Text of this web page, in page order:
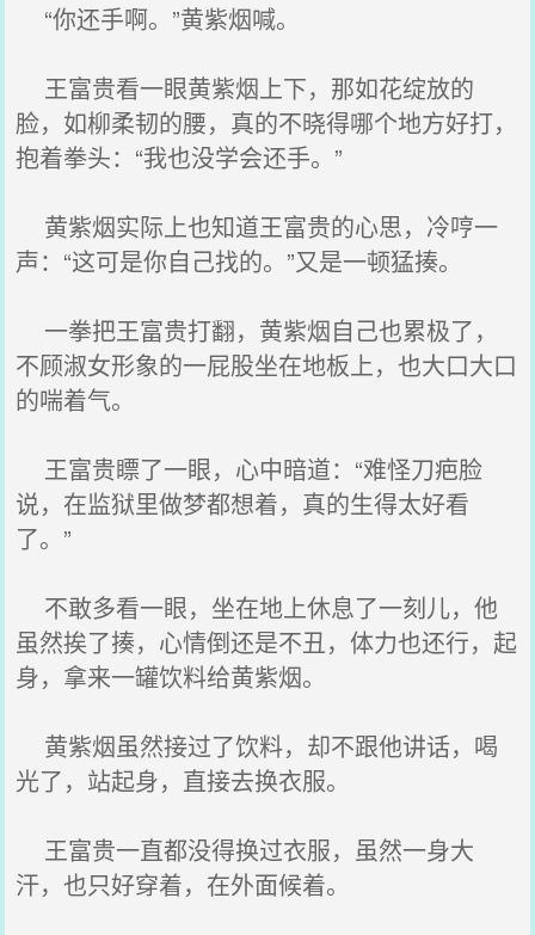
“你还手啊。”黄紫烟喊。
王富贵看一眼黄紫烟上下，那如花绽放的
脸，如柳柔韧的腰，真的不晓得哪个地方好打，
抱着拳头：“我也没学会还手。”
黄紫烟实际上也知道王富贵的心思，冷哼一
声：“这可是你自己找的。”又是一顿猛揍。
一拳把王富贵打翻，黄紫烟自己也累极了，
不顾淑女形象的一屁股坐在地板上，也大口大口
的喘着气。
王富贵瞟了一眼，心中暗道：“难怪刀疤脸
说，在监狱里做梦都想着，真的生得太好看
了。”
不敢多看一眼，坐在地上休息了一刻儿，他
虽然挨了揍，心情倒还是不丑，体力也还行，起
身，拿来一罐饮料给黄紫烟。
黄紫烟虽然接过了饮料，却不跟他讲话，喝
光了，站起身，直接去换衣服。
王富贵一直都没得换过衣服，虽然一身大
汗，也只好穿着，在外面候着。